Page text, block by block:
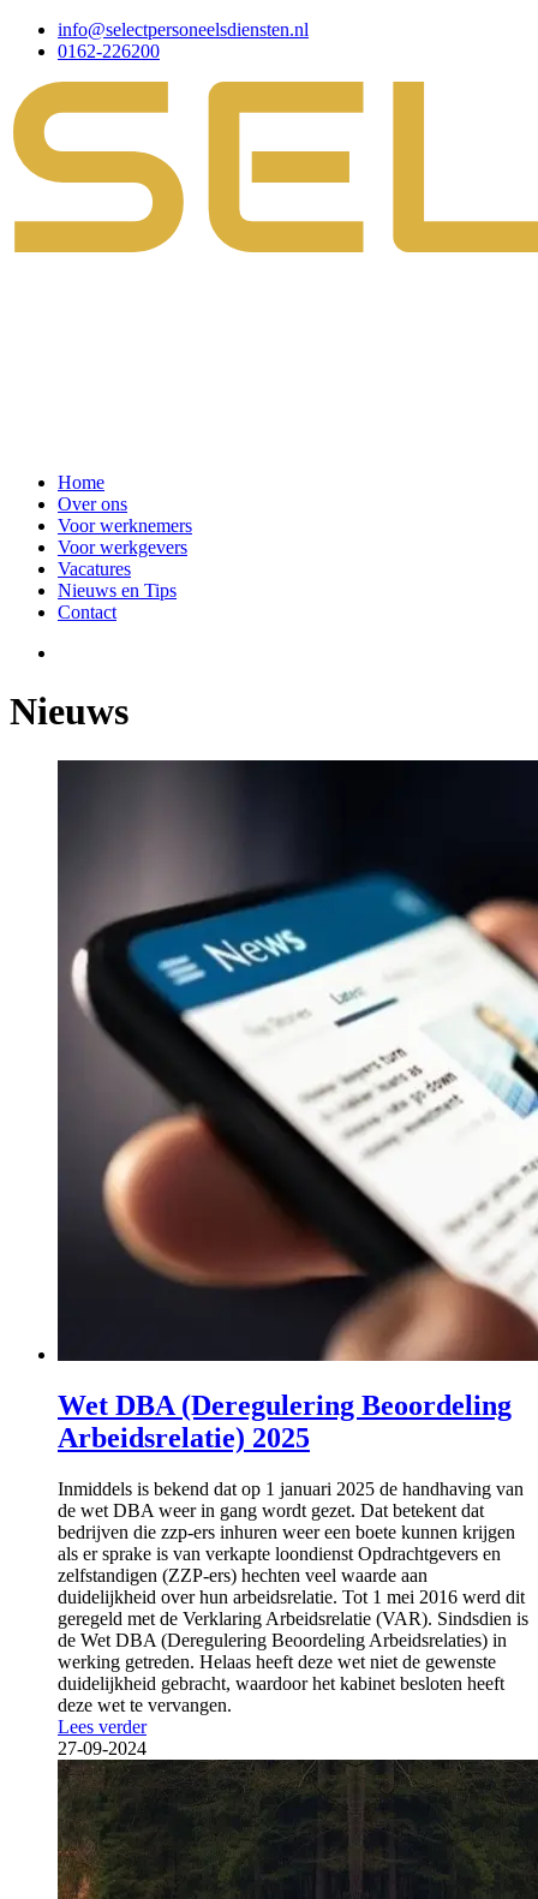
info@selectpersoneelsdiensten.nl
0162-226200
Home
Over ons
Voor werknemers
Voor werkgevers
Vacatures
Nieuws en Tips
Contact
Nieuws
Wet DBA (Deregulering Beoordeling
Arbeidsrelatie) 2025
Inmiddels is bekend dat op 1 januari 2025 de handhaving van
de wet DBA weer in gang wordt gezet. Dat betekent dat
bedrijven die zzp-ers inhuren weer een boete kunnen krijgen
als er sprake is van verkapte loondienst Opdrachtgevers en
zelfstandigen (ZZP-ers) hechten veel waarde aan
duidelijkheid over hun arbeidsrelatie. Tot 1 mei 2016 werd dit
geregeld met de Verklaring Arbeidsrelatie (VAR). Sindsdien is
de Wet DBA (Deregulering Beoordeling Arbeidsrelaties) in
werking getreden. Helaas heeft deze wet niet de gewenste
duidelijkheid gebracht, waardoor het kabinet besloten heeft
deze wet te vervangen.
Lees verder
27-09-2024